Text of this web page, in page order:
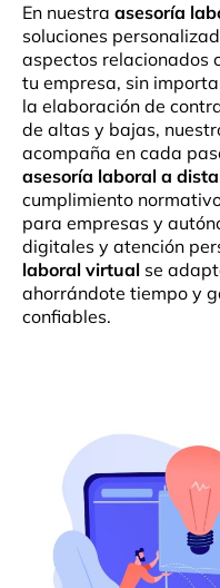
En nuestra asesoría
soluciones
aspectos relacionados
tu empresa, sin
la elaboración de
de altas y bajas,
acompaña en cada
asesoría laboral a
cumplimiento
para empresas y
digitales y atención
laboral virtual se
ahorrándote tiempo y
confiables.